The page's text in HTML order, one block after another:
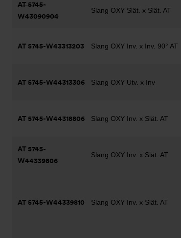
AT 5745-
W43090904
Slang OXY Slät. x Slät. AT
AT 5745-W43313203 Slang OXY Inv. x Inv. 90° AT
AT 5745-W44313306 Slang OXY Utv. x Inv
AT 5745-W44318806 Slang OXY Inv. x Slät. AT
AT 5745-
W44339806
Slang OXY Inv. x Slät. AT
AT 5745-W44339810 Slang OXY Inv. x Slät. AT